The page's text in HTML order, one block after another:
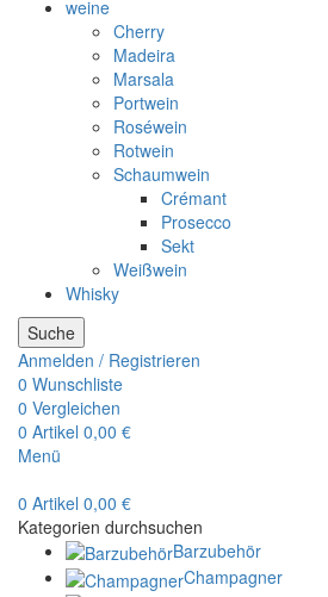
weine
Cherry
Madeira
Marsala
Portwein
Roséwein
Rotwein
Schaumwein
Crémant
Prosecco
Sekt
Weißwein
Whisky
Suche
Anmelden / Registrieren
0 Wunschliste
0 Vergleichen
0 Artikel 0,00 €
Menü
0 Artikel 0,00 €
Kategorien durchsuchen
Barzubehör
Champagner